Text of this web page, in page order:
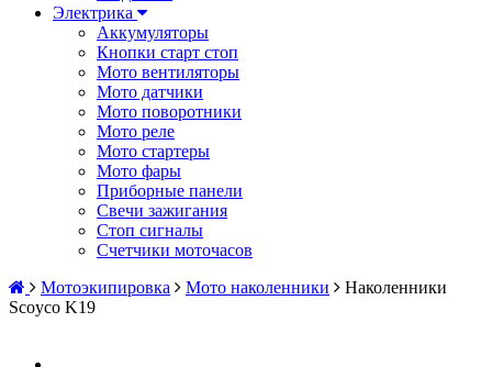
Электрика
Аккумуляторы
Кнопки старт стоп
Мото вентиляторы
Мото датчики
Мото поворотники
Мото реле
Мото стартеры
Мото фары
Приборные панели
Свечи зажигания
Стоп сигналы
Счетчики моточасов
Мотоэкипировка
Мото наколенники
Наколенники
Scoyco K19